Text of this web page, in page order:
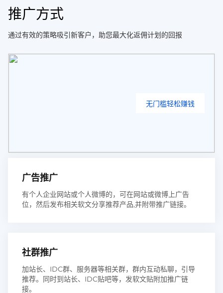
推广方式
通过有效的策略吸引新客户，助您最大化返佣计划的回报
无门槛轻松赚钱
广告推广
有个人企业网站或个人微博的，可在网站或微博上广告
位，然后发布相关软文分享推荐产品,并附带推广链接。
社群推广
加站长、IDC群、服务器等相关群，群内互动私聊，引导
推荐。同时到站长、IDC贴吧等，发软文贴附加推广链
接。